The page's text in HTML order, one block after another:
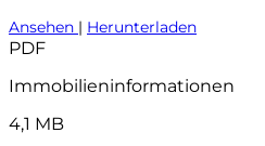
Ansehen | Herunterladen
PDF
Immobilieninformationen
4,1 MB